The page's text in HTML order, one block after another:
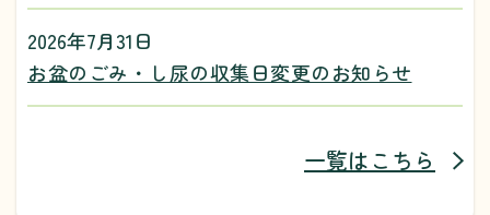
2026年7月31日
お盆のごみ・し尿の収集日変更のお知らせ
一覧はこちら